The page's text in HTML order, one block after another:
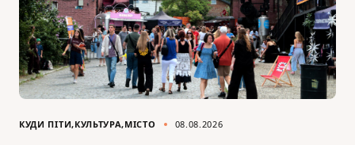
КУДИ ПІТИ КУЛЬТУРА МІСТО 08.08.2026